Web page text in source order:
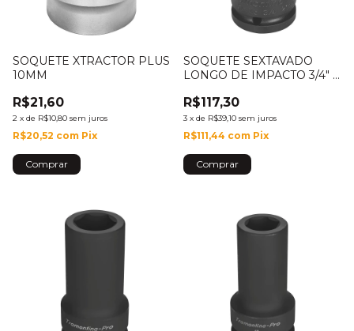
SOQUETE XTRACTOR PLUS
10MM
R$21,60
2 x de R$10,80 sem juros
R$20,52 com Pix
SOQUETE SEXTAVADO
LONGO DE IMPACTO 3/4" -
R$117,30
3 x de R$39,10 sem juros
R$111,44 com Pix